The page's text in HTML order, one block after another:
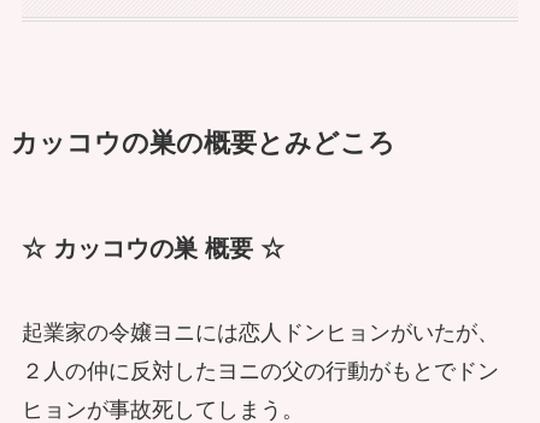
カッコウの巣の概要とみどころ
☆ カッコウの巣 概要 ☆
起業家の令嬢ヨニには恋人ドンヒョンがいたが、
２人の仲に反対したヨニの父の行動がもとでドン
ヒョンが事故死してしまう。